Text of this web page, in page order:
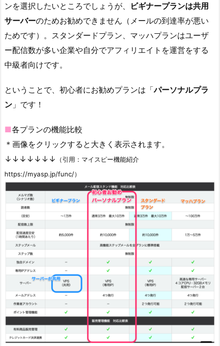
ンを選択したいところでしょうが、
ビギナープランは共用
サーバーのためお勧めできません（メールの到達率が悪い
ためです）。スタンダードプラン、マッハプランはユーザ
ー配信数が多い企業や自分でアフィリエイトを運営をする
中級者向けです。
ということで、初心者にお勧めプランは「パーソナルプラ
ン 」です！
■各プランの機能比較
＊画像をクリックすると大きく表示されます。
↓↓↓↓↓↓↓
（引用：マイスピー機能紹介
https://myasp.jp/func/）